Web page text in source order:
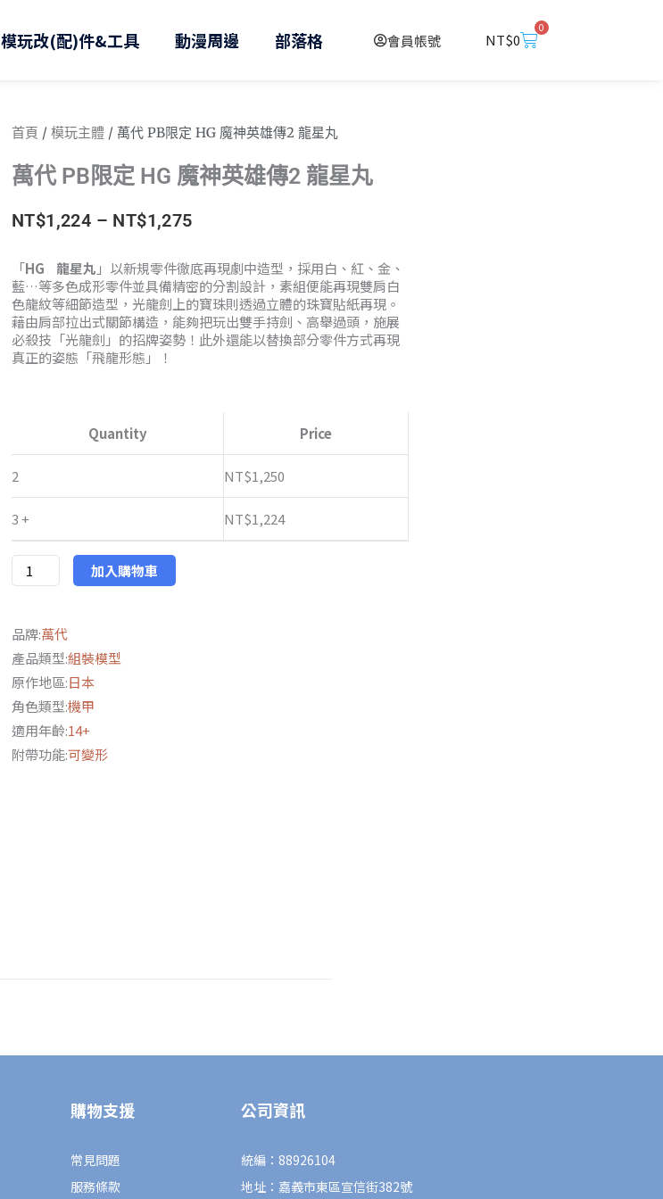
模玩改(配)件&工具 動漫周邊 部落格 會員帳號 NT$0
0
購
物
首頁 / 模玩主體 / 萬代 PB限定 HG 魔神英雄傳2 龍星丸
萬代 PB限定 HG 魔神英雄傳2 龍星丸
NT$1,224 – NT$1,275價
範
圍：
「HG 龍星丸 」以新規零件徹底再現劇中造型，採用白、紅、金、
藍…等多色成形零件並具備精密的分割設計，素組便能再現雙肩白
色龍紋等細節造型，光龍劍上的寶珠則透過立體的珠寶貼紙再現。
藉由肩部拉出式關節構造，能夠把玩出雙手持劍、高舉過頭，施展
必殺技「光龍劍」的招牌姿勢！此外還能以替換部分零件方式再現
真正的姿態「飛龍形態」！
Quantity Price
2 NT$1,250
3 + NT$1,224
PB
限
定
HG
魔
傳
2
龍
星
丸
數
加入購物車
品牌:萬代
產品類型:組裝模型
原作地區:日本
角色類型:機甲
適用年齡:14+
附帶功能:可變形
購物支援
常見問題
服務條款
公司資訊
統編：88926104
地址：嘉義市東區宣信街382號